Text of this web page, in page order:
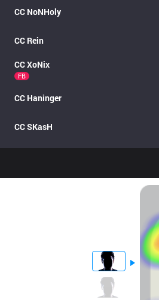
CC NoNHoly
CC Rein
CCXoNix
FB
CC Haninger
CCSKasH